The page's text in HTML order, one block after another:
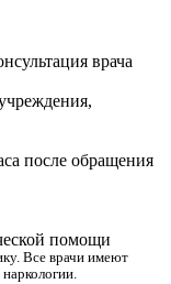
врача
после обращения
помощи
Все врачи имеют